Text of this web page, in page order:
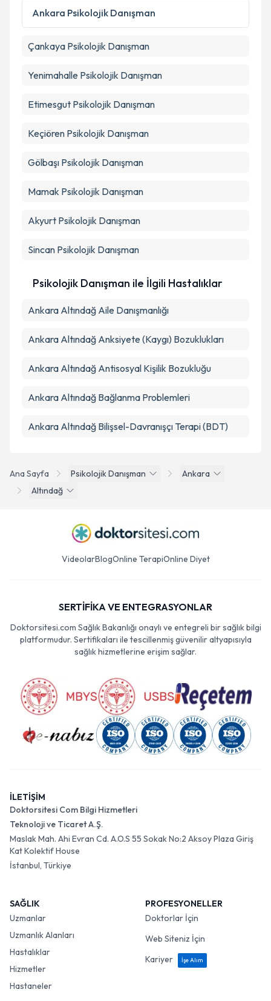
Ana Sayfa Psikolojik Danışman
Ankara
Altındağ
Ankara Psikolojik Danışman
Çankaya Psikolojik Danışman
Yenimahalle Psikolojik Danışman
Etimesgut Psikolojik Danışman
Keçiören Psikolojik Danışman
Gölbaşı Psikolojik Danışman
Mamak Psikolojik Danışman
Akyurt Psikolojik Danışman
Sincan Psikolojik Danışman
Psikolojik Danışman ile İlgili Hastalıklar
Ankara Altındağ Aile Danışmanlığı
Ankara Altındağ Anksiyete (Kaygı) Bozuklukları
Ankara Altındağ Antisosyal Kişilik Bozukluğu
Ankara Altındağ Bağlanma Problemleri
Ankara Altındağ Bilişsel-Davranışçı Terapi (BDT)
VideolarBlogOnline TerapiOnline Diyet
SERTİFİKA VE ENTEGRASYONLAR
Doktorsitesi.com Sağlık Bakanlığı onaylı ve entegreli bir sağlık bilgi
platformudur. Sertifikaları ile tescillenmiş güvenilir altyapısıyla
sağlık hizmetlerine erişim sağlar.
İLETİŞİM
Doktorsitesi Com Bilgi Hizmetleri
Teknoloji ve Ticaret A.Ş.
Maslak Mah. Ahi Evran Cd. A.O.S 55 Sokak No:2 Aksoy Plaza Giriş
Kat Kolektif House
İstanbul, Türkiye
SAĞLIK
Uzmanlar
Uzmanlık Alanları
Hastalıklar
Hizmetler
Hastaneler
PROFESYONELLER
Doktorlar İçin
Web Siteniz İçin
Kariyer
İşe Alım